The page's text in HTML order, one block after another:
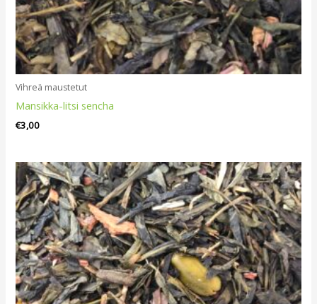
Vihreä maustetut
Mansikka-litsi sencha
€3,00